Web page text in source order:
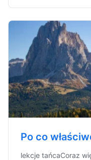
Po co
lekcje tańcaCoraz